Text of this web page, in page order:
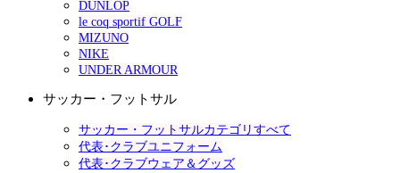
DUNLOP
le coq sportif GOLF
MIZUNO
NIKE
UNDER ARMOUR
サッカー・フットサル
サッカー・フットサルカテゴリすべて
代表･クラブユニフォーム
代表･クラブウェア＆グッズ